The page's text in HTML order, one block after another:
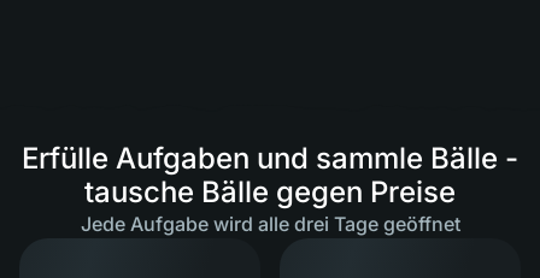
Erfülle Aufgaben und sammle Bälle -
tausche Bälle gegen Preise
Jede Aufgabe wird alle drei Tage geöffnet